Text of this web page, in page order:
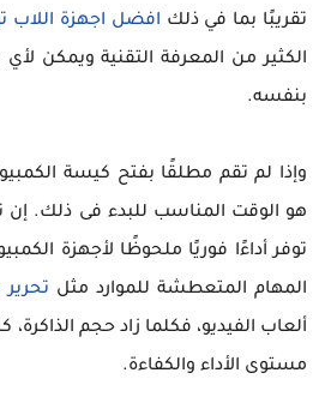
تقريبًا بما في ذلك افضل اجهزة اللاب
الكثير من المعرفة التقنية ويمكن
بنفسه.
وإذا لم تقم مطلقًا بفتح كيسة
هو الوقت المناسب للبدء فى ذلك. إن
توفر أداءًا فوريًا ملحوظًا لأجهزة
المهام المتعطشة للموارد مثل
ألعاب الفيديو، فكلما زاد حجم
مستوى الأداء والكفاءة.